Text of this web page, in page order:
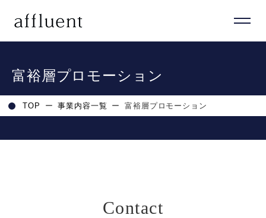
富裕層プロモーション
TOP ー 事業内容一覧 ー 富裕層プロモーション
Contact